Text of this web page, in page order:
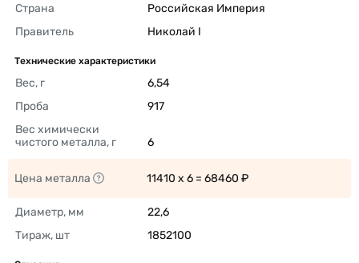
Страна
Российская Империя
Правитель
Николай I
Технические характеристики
Вес, г
6,54
Проба
917
Вес химически
чистого металла, г
6
Цена металла 11410 x 6 = 68460 ₽
Диаметр, мм
22,6
Тираж, шт
1852100